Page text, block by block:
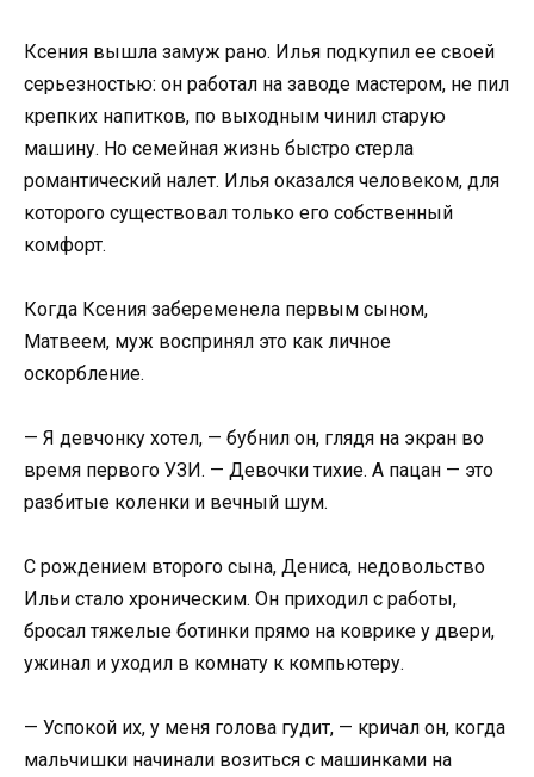
Ксения вышла замуж рано. Илья подкупил ее своей
серьезностью: он работал на заводе мастером, не пил
крепких напитков, по выходным чинил старую
машину. Но семейная жизнь быстро стерла
романтический налет. Илья оказался человеком, для
которого существовал только его собственный
комфорт.
Когда Ксения забеременела первым сыном,
Матвеем, муж воспринял это как личное
оскорбление.
— Я девчонку хотел, — бубнил он, глядя на экран во
время первого УЗИ. — Девочки тихие. А пацан — это
разбитые коленки и вечный шум.
С рождением второго сына, Дениса, недовольство
Ильи стало хроническим. Он приходил с работы,
бросал тяжелые ботинки прямо на коврике у двери,
ужинал и уходил в комнату к компьютеру.
— Успокой их, у меня голова гудит, — кричал он, когда
мальчишки начинали возиться с машинками на